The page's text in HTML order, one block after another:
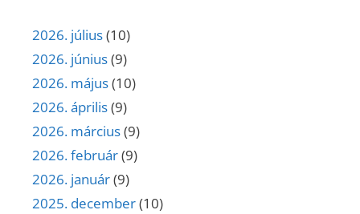
2026. július(10)
2026. június(9)
2026. május(10)
2026. április(9)
2026. március(9)
2026. február(9)
2026. január(9)
2025. december(10)